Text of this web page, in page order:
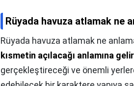
Rüyada havuza atlamak ne
Rüyada havuza atlamak ne
kısmetin açılacağı anlamına gelir
gerçekleştireceği ve önemli